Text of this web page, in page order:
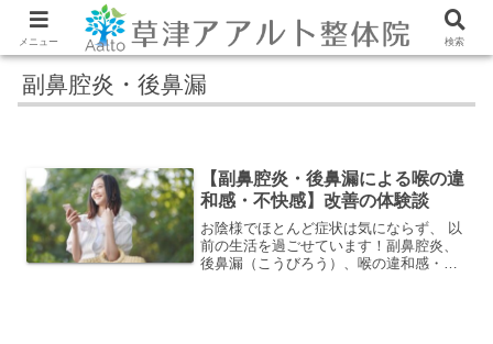
副鼻腔炎・後鼻漏
【副鼻腔炎・後鼻漏による喉の違
和感・不快感】改善の体験談
お陰様でほとんど症状は気にならず、 以
前の生活を過ごせています！副鼻腔炎、
後鼻漏（こうびろう）、喉の違和感・不
メニュー 検索